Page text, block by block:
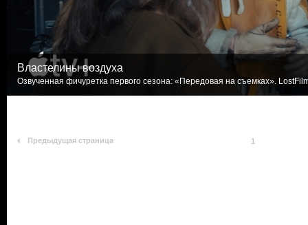
Властелины воздуха
Озвученная фичуретка первого сезона: «Передовая на съемках».
Предыдущая страница 1